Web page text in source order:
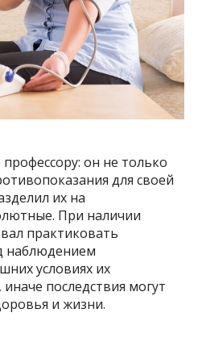
он не только
для своей
их на
При наличии
практиковать
наблюдением
условиях их
последствия могут
и жизни.